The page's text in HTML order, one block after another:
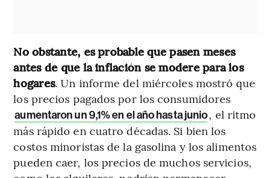
No obstante, es probable que pasen meses
antes de que la inflación se modere para los
hogares. Un informe del miércoles mostró que
los precios pagados por los consumidores
aumentaron un 9,1% en el año hasta junio, el ritmo
más rápido en cuatro décadas. Si bien los
costos minoristas de la gasolina y los alimentos
pueden caer, los precios de muchos servicios,